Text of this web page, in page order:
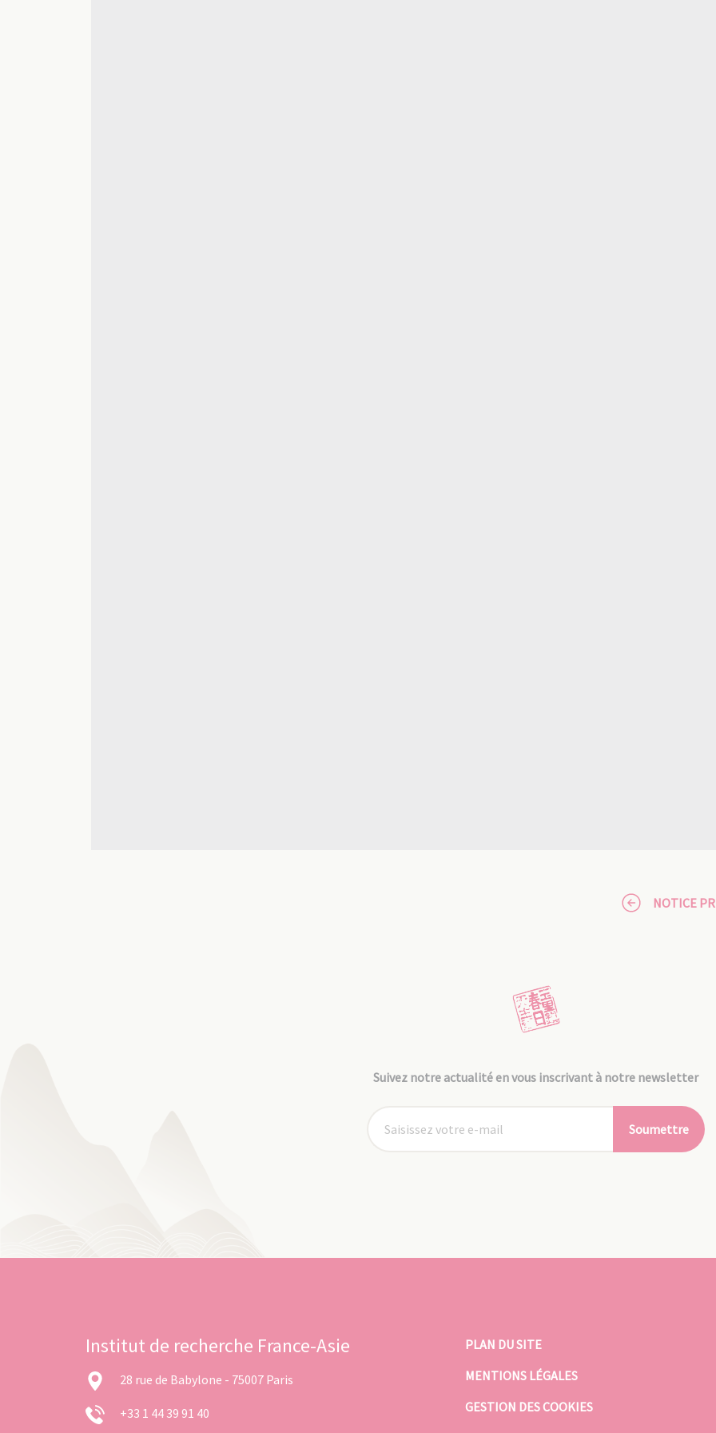
NOTICE
Suivez notre actualité en vous inscrivant à notre newsletter
Soumettre
Institut de recherche France-Asie
28 rue de Babylone - 75007 Paris
+33 1 44 39 91 40
PLAN DU SITE
MENTIONS LÉGALES
GESTION DES COOKIES